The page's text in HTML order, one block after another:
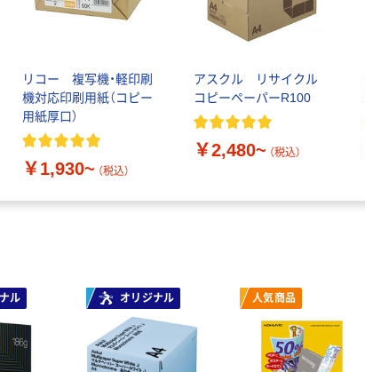
リコー 複写機・軽印刷
機対応印刷用紙（コピー
用紙厚口）
￥1,930~ （税込）
アスクル リサイクル
コピーペーパーR100
￥2,480~ （税込）
ル オリジナル 人気商品